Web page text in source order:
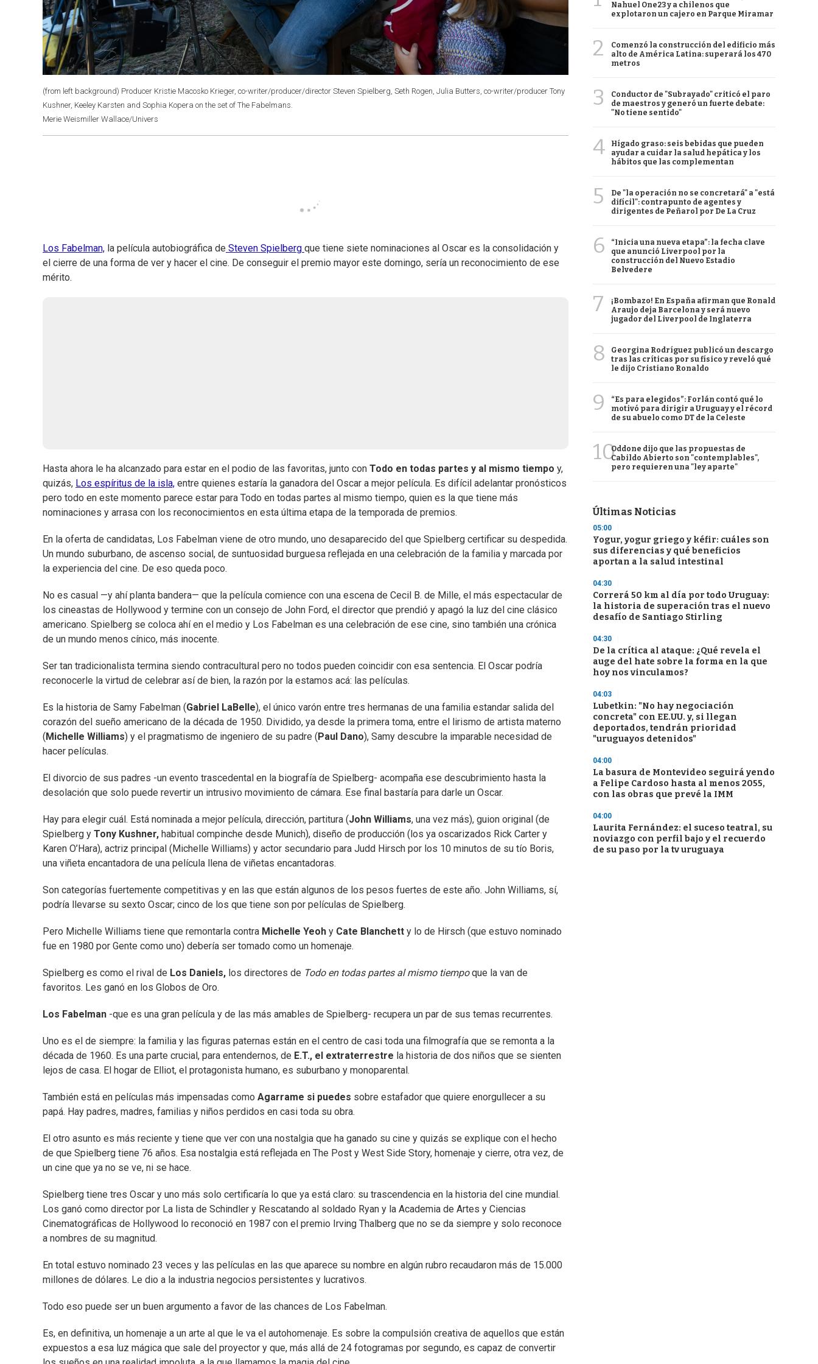
(from left background) Producer Kristie Macosko Krieger, co-writer/producer/director Steven Spielberg, Seth Rogen, Julia Butters, co-writer/producer Tony
Kushner, Keeley Karsten and Sophia Kopera on the set of The Fabelmans.
Merie Weismiller Wallace/Univers
Los Fabelman, la película autobiográfica de Steven Spielberg que tiene siete nominaciones al Oscar es la consolidación y
el cierre de una forma de ver y hacer el cine. De conseguir el premio mayor este domingo, sería un reconocimiento de ese
mérito.
Hasta ahora le ha alcanzado para estar en el podio de las favoritas, junto con Todo en todas partes y al mismo tiempo y,
quizás, Los espíritus de la isla, entre quienes estaría la ganadora del Oscar a mejor película. Es difícil adelantar pronósticos
pero todo en este momento parece estar para Todo en todas partes al mismo tiempo, quien es la que tiene más
nominaciones y arrasa con los reconocimientos en esta última etapa de la temporada de premios.
En la oferta de candidatas, Los Fabelman viene de otro mundo, uno desaparecido del que Spielberg certificar su despedida.
Un mundo suburbano, de ascenso social, de suntuosidad burguesa reflejada en una celebración de la familia y marcada por
la experiencia del cine. De eso queda poco.
No es casual —y ahí planta bandera— que la película comience con una escena de Cecil B. de Mille, el más espectacular de
los cineastas de Hollywood y termine con un consejo de John Ford, el director que prendió y apagó la luz del cine clásico
americano. Spielberg se coloca ahí en el medio y Los Fabelman es una celebración de ese cine, sino también una crónica
de un mundo menos cínico, más inocente.
Ser tan tradicionalista termina siendo contracultural pero no todos pueden coincidir con esa sentencia. El Oscar podría
reconocerle la virtud de celebrar así de bien, la razón por la estamos acá: las películas.
Es la historia de Samy Fabelman (Gabriel LaBelle), el único varón entre tres hermanas de una familia estandar salida del
corazón del sueño americano de la década de 1950. Dividido, ya desde la primera toma, entre el lirismo de artista materno
( Michelle Williams) y el pragmatismo de ingeniero de su padre ( Paul Dano), Samy descubre la imparable necesidad de
hacer películas.
El divorcio de sus padres -un evento trascedental en la biografía de Spielberg- acompaña ese descubrimiento hasta la
desolación que solo puede revertir un intrusivo movimiento de cámara. Ese final bastaría para darle un Oscar.
Hay para elegir cuál. Está nominada a mejor película, dirección, partitura (John Williams, una vez más), guion original (de
Spielberg y Tony Kushner, habitual compinche desde Munich), diseño de producción (los ya oscarizados Rick Carter y
Karen O’Hara), actriz principal (Michelle Williams) y actor secundario para Judd Hirsch por los 10 minutos de su tío Boris,
una viñeta encantadora de una película llena de viñetas encantadoras.
Son categorías fuertemente competitivas y en las que están algunos de los pesos fuertes de este año. John Williams, sí,
podría llevarse su sexto Oscar; cinco de los que tiene son por películas de Spielberg.
Pero Michelle Williams tiene que remontarla contra Michelle Yeoh y Cate Blanchett y lo de Hirsch (que estuvo nominado
fue en 1980 por Gente como uno) debería ser tomado como un homenaje.
Spielberg es como el rival de Los Daniels, los directores de Todo en todas partes al mismo tiempoque la van de
favoritos. Les ganó en los Globos de Oro.
Los Fabelman -que es una gran película y de las más amables de Spielberg- recupera un par de sus temas recurrentes.
Uno es el de siempre: la familia y las figuras paternas están en el centro de casi toda una filmografía que se remonta a la
década de 1960. Es una parte crucial, para entendernos, de E.T., el extraterrestre la historia de dos niños que se sienten
lejos de casa. El hogar de Elliot, el protagonista humano, es suburbano y monoparental.
También está en películas más impensadas como Agarrame si puedes sobre estafador que quiere enorgullecer a su
papá. Hay padres, madres, familias y niños perdidos en casi toda su obra.
El otro asunto es más reciente y tiene que ver con una nostalgia que ha ganado su cine y quizás se explique con el hecho
de que Spielberg tiene 76 años. Esa nostalgia está reflejada en The Post y West Side Story, homenaje y cierre, otra vez, de
un cine que ya no se ve, ni se hace.
Spielberg tiene tres Oscar y uno más solo certificaría lo que ya está claro: su trascendencia en la historia del cine mundial.
Los ganó como director por La lista de Schindler y Rescatando al soldado Ryan y la Academia de Artes y Ciencias
Cinematográficas de Hollywood lo reconoció en 1987 con el premio Irving Thalberg que no se da siempre y solo reconoce
a nombres de su magnitud.
En total estuvo nominado 23 veces y las películas en las que aparece su nombre en algún rubro recaudaron más de 15.000
millones de dólares. Le dio a la industria negocios persistentes y lucrativos.
Todo eso puede ser un buen argumento a favor de las chances de Los Fabelman.
Es, en definitiva, un homenaje a un arte al que le va el autohomenaje. Es sobre la compulsión creativa de aquellos que están
expuestos a esa luz mágica que sale del proyector y que, más allá de 24 fotogramas por segundo, es capaz de convertir
Nahuel One23 y a chilenos que
explotaron un cajero en Parque Miramar
2
Comenzó la construcción del edificio más
alto de América Latina: superará los 470
metros
3
Conductor de "Subrayado" criticó el paro
de maestros y generó un fuerte debate:
"No tiene sentido"
4
Hígado graso: seis bebidas que pueden
ayudar a cuidar la salud hepática y los
hábitos que las complementan
5
De "la operación no se concretará" a "está
difícil": contrapunto de agentes y
dirigentes de Peñarol por De La Cruz
6
“Inicia una nueva etapa”: la fecha clave
que anunció Liverpool por la
construcción del Nuevo Estadio
Belvedere
7
¡Bombazo! En España afirman que Ronald
Araujo deja Barcelona y será nuevo
jugador del Liverpool de Inglaterra
8
Georgina Rodríguez publicó un descargo
tras las críticas por su físico y reveló qué
le dijo Cristiano Ronaldo
9
“Es para elegidos”: Forlán contó qué lo
motivó para dirigir a Uruguay y el récord
de su abuelo como DT de la Celeste
10Oddone dijo que las propuestas de
Cabildo Abierto son "contemplables",
pero requieren una "ley aparte"
Últimas Noticias
05:00
Yogur, yogur griego y kéfir: cuáles son
sus diferencias y qué beneficios
aportan a la salud intestinal
04:30
Correrá 50 km al día por todo Uruguay:
la historia de superación tras el nuevo
desafío de Santiago Stirling
04:30
De la crítica al ataque: ¿Qué revela el
auge del hate sobre la forma en la que
hoy nos vinculamos?
04:03
Lubetkin: "No hay negociación
concreta" con EE.UU. y, si llegan
deportados, tendrán prioridad
"uruguayos detenidos"
04:00
La basura de Montevideo seguirá yendo
a Felipe Cardoso hasta al menos 2055,
con las obras que prevé la IMM
04:00
Laurita Fernández: el suceso teatral, su
noviazgo con perfil bajo y el recuerdo
de su paso por la tv uruguaya